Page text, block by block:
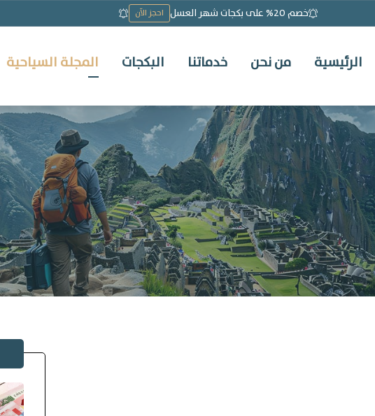
خصم 20% على بكجات شهر العسل احجز الآن
الرئيسية من نحن خدماتنا البكجات المجلة السياحية